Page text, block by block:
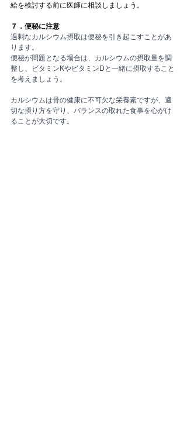
給を検討する前に医師に相談しましょう。
７．便秘に注意
過剰なカルシウム摂取は便秘を引き起こすことがあ
ります。
便秘が問題となる場合は、カルシウムの摂取量を調
整し、ビタミンKやビタミンDと一緒に摂取すること
を考えましょう。
カルシウムは骨の健康に不可欠な栄養素ですが、適
切な摂り方を守り、バランスの取れた食事を心がけ
ることが大切です。